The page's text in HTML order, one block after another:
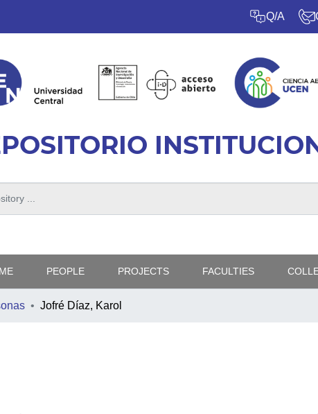
Q/A
PEOPLE PROJECTS FACULTIES
Jofré Díaz, Karol